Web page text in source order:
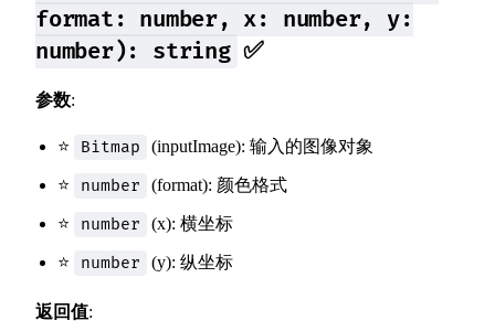
format: number, x: number, y:
number): string ✅
参数:
⭐ Bitmap (inputImage): 输入的图像对象
⭐ number (format): 颜色格式
⭐ number (x): 横坐标
⭐ number (y): 纵坐标
返回值: